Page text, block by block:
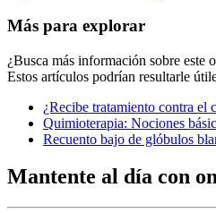
Más para explorar
¿Busca más información sobre este
Estos artículos podrían resultarle
¿Recibe tratamiento contra el
Quimioterapia: Nociones
Recuento bajo de glóbulos
Mantente al día con